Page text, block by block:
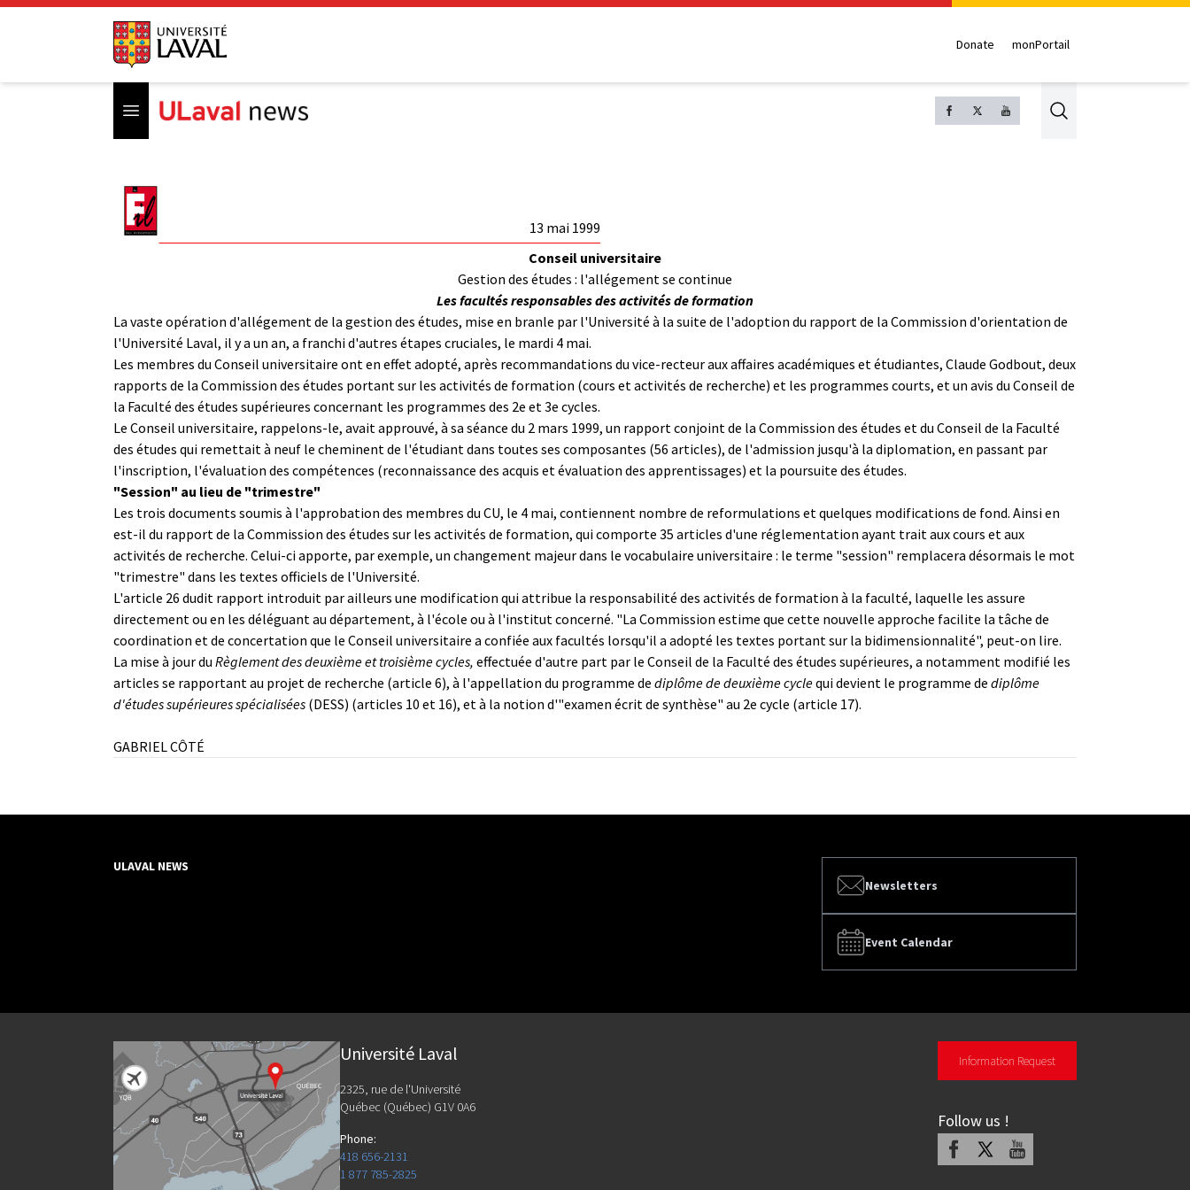
Donate monPortail
Open menu Search
13 mai 1999
Conseil universitaire
Gestion des études : l'allégement se continue
Les facultés responsables des activités de formation
La vaste opération d'allégement de la gestion des études, mise en branle par l'Université à la suite de l'adoption du rapport de la Commission d'orientation de
l'Université Laval, il y a un an, a franchi d'autres étapes cruciales, le mardi 4 mai.
Les membres du Conseil universitaire ont en effet adopté, après recommandations du vice-recteur aux affaires académiques et étudiantes, Claude Godbout, deux
rapports de la Commission des études portant sur les activités de formation (cours et activités de recherche) et les programmes courts, et un avis du Conseil de
la Faculté des études supérieures concernant les programmes des 2e et 3e cycles.
Le Conseil universitaire, rappelons-le, avait approuvé, à sa séance du 2 mars 1999, un rapport conjoint de la Commission des études et du Conseil de la Faculté
des études qui remettait à neuf le cheminent de l'étudiant dans toutes ses composantes (56 articles), de l'admission jusqu'à la diplomation, en passant par
l'inscription, l'évaluation des compétences (reconnaissance des acquis et évaluation des apprentissages) et la poursuite des études.
"Session" au lieu de "trimestre"
Les trois documents soumis à l'approbation des membres du CU, le 4 mai, contiennent nombre de reformulations et quelques modifications de fond. Ainsi en
est-il du rapport de la Commission des études sur les activités de formation, qui comporte 35 articles d'une réglementation ayant trait aux cours et aux
activités de recherche. Celui-ci apporte, par exemple, un changement majeur dans le vocabulaire universitaire : le terme "session" remplacera désormais le mot
"trimestre" dans les textes officiels de l'Université.
L'article 26 dudit rapport introduit par ailleurs une modification qui attribue la responsabilité des activités de formation à la faculté, laquelle les assure
directement ou en les déléguant au département, à l'école ou à l'institut concerné. "La Commission estime que cette nouvelle approche facilite la tâche de
coordination et de concertation que le Conseil universitaire a confiée aux facultés lorsqu'il a adopté les textes portant sur la bidimensionnalité", peut-on lire.
La mise à jour du Règlement des deuxième et troisième cycles, effectuée d'autre part par le Conseil de la Faculté des études supérieures, a notamment modifié les
articles se rapportant au projet de recherche (article 6), à l'appellation du programme de diplôme de deuxième cyclequi devient le programme de diplôme
d'études supérieures spécialisées (DESS) (articles 10 et 16), et à la notion d'"examen écrit de synthèse" au 2e cycle (article 17).
GABRIEL CÔTÉ
Newsletters
Event Calendar
ULAVAL NEWS
Université Laval
2325, rue de l'Université
Québec (Québec) G1V 0A6
Phone:
418 656-2131
1 877 785-2825
Information Request
Follow us !
Facebook Youtube